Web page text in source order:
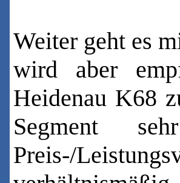
Weiter geht es
wird aber
Heidenau K68
Segment
Preis-/